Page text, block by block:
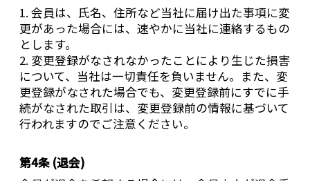
1. 会員は、氏名、住所など当社に届け出た事項に変
更があった場合には、速やかに当社に連絡するもの
とします。
2. 変更登録がなされなかったことにより生じた損害
について、当社は一切責任を負いません。また、変
更登録がなされた場合でも、変更登録前にすでに手
続がなされた取引は、変更登録前の情報に基づいて
行われますのでご注意ください。
第4条 (退会)